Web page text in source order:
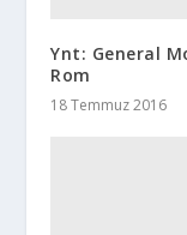
Ynt: General
Rom
18 Temmuz 2016